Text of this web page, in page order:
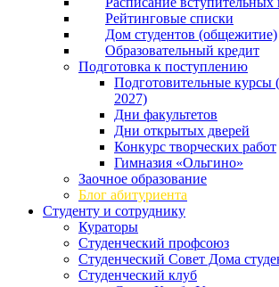
Рейтинговые списки
Дом студентов (общежитие)
Образовательный кредит
Подготовка к поступлению
Подготовительные курсы
2027)
Дни факультетов
Дни открытых дверей
Конкурс творческих работ
Гимназия «Ольгино»
Заочное образование
Блог абитуриента
Студенту и сотруднику
Кураторы
Студенческий профсоюз
Студенческий Совет Дома
Студенческий клуб